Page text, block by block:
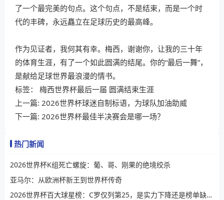
了一个最完美的句点。这个句点，不是结束，而是一个时
代的丰碑，永远矗立在足球历史的最高峰。
作为见证者，我何其有幸。梅西，谢谢你，让我的三十年
的体育生涯，有了一个如此圆满的结尾。你的“最后一舞”，
是献给足球世界最浪漫的情书。
标签： 梅西世界杯最后一届 圆满结束生涯
上一篇: 2026世界杯球迷自制标语，为球队加油助威
下一篇: 2026世界杯最佳半决赛会是哪一场？
热门新闻
2026世界杯K组死亡螺旋：葡、哥、刚果的绝境绞杀
亚马尔：从欧洲杯新王到世界杯传奇
2026世界杯百大球星榜：C罗仅列第25，是实力下降还是榜单缺乏公信力？